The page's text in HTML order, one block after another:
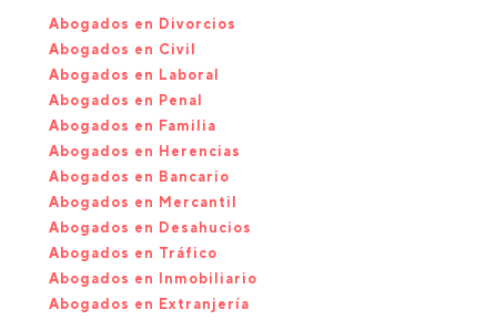
Abogados en Divorcios
Abogados en Civil
Abogados en Laboral
Abogados en Penal
Abogados en Familia
Abogados en Herencias
Abogados en Bancario
Abogados en Mercantil
Abogados en Desahucios
Abogados en Tráfico
Abogados en Inmobiliario
Abogados en Extranjería